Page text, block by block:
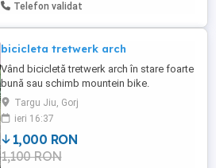
Telefon validat
bicicleta tretwerk arch
Vând bicicletă tretwerk arch în stare foarte
bună sau schimb mountein bike.
Targu Jiu, Gorj
ieri 16:37
1,000 RON
1,100 RON